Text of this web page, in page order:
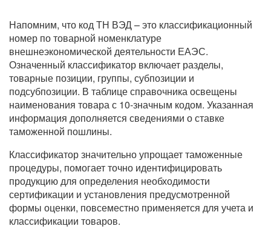
Напомним, что код ТН ВЭД – это классификационный
номер по товарной номенклатуре
внешнеэкономической деятельности ЕАЭС.
Означенный классификатор включает разделы,
товарные позиции, группы, субпозиции и
подсубпозиции. В таблице справочника освещены
наименования товара с 10-значным кодом. Указанная
информация дополняется сведениями о ставке
таможенной пошлины.
Классификатор значительно упрощает таможенные
процедуры, помогает точно идентифицировать
продукцию для определения необходимости
сертификации и установления предусмотренной
формы оценки, повсеместно применяется для учета и
классификации товаров.